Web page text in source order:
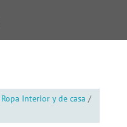
Ropa Interior y de casa /